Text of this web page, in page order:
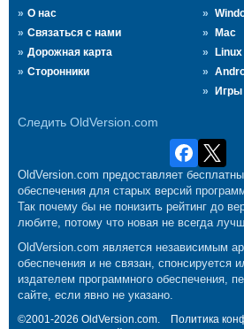
О нас
Связаться с нами
Дорожная карта
Сторонники
Mac
Linux
Игры
Следить OldVersion.com
OldVersion.com предоставляет
обеспечения для старых версий
Так почему бы не понизить рейтинг до
любите, потому что новая не всегда
OldVersion.com является независимым
обеспечения и не связан, спонсируется
издателем программного обеспечения,
сайте, если явно не указано.
©2001-2026 OldVersion.com.
Политика